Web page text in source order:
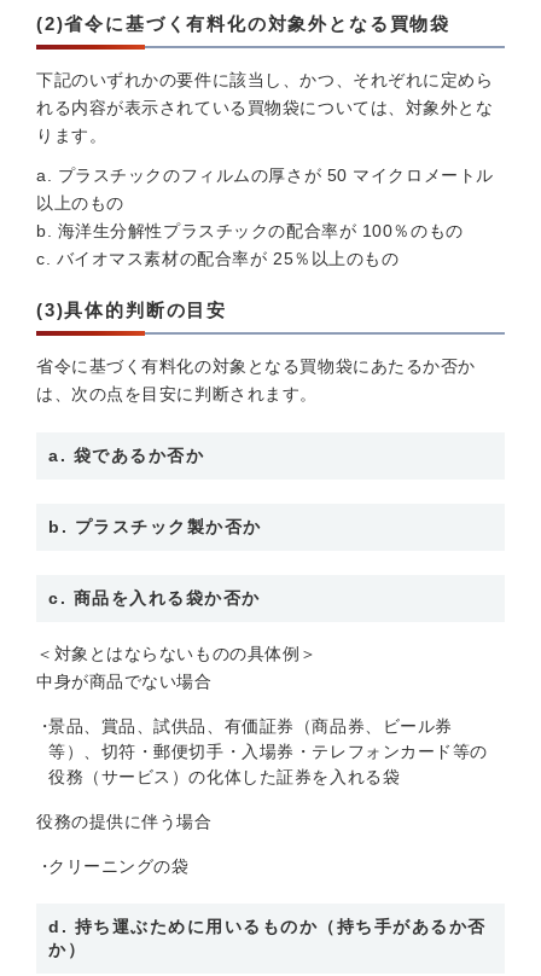
(2)省令に基づく有料化の対象外となる買物袋
下記のいずれかの要件に該当し、かつ、それぞれに定めら
れる内容が表示されている買物袋については、対象外とな
ります。
a. プラスチックのフィルムの厚さが 50 マイクロメートル
以上のもの
b. 海洋生分解性プラスチックの配合率が 100％のもの
c. バイオマス素材の配合率が 25％以上のもの
(3)具体的判断の目安
省令に基づく有料化の対象となる買物袋にあたるか否か
は、次の点を目安に判断されます。
a. 袋であるか否か
b. プラスチック製か否か
c. 商品を入れる袋か否か
＜対象とはならないものの具体例＞
中身が商品でない場合
景品、賞品、試供品、有価証券（商品券、ビール券
等）、切符・郵便切手・入場券・テレフォンカード等の
役務（サービス）の化体した証券を入れる袋
役務の提供に伴う場合
クリーニングの袋
d. 持ち運ぶために用いるものか（持ち手があるか否
か）